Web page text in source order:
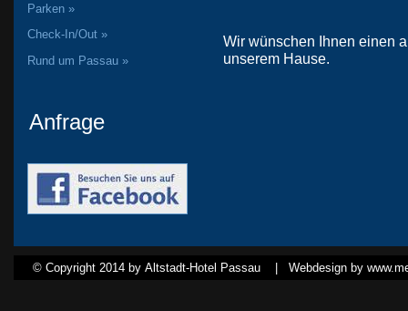
Parken »
Check-In/Out »
Rund um Passau »
Anfrage
Wir wünschen Ihnen einen
unserem Hause.
© Copyright 2014 by Altstadt-Hotel Passau | Webdesign by